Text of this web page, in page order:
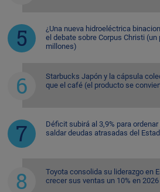
¿Una nueva hidroeléctrica
el debate sobre Corpus Christi (un
millones)
Starbucks Japón y la cápsula
que el café (el producto se
Déficit subirá al 3,9% para
saldar deudas atrasadas del
Toyota consolida su liderazgo en
crecer sus ventas un 10% en 2026